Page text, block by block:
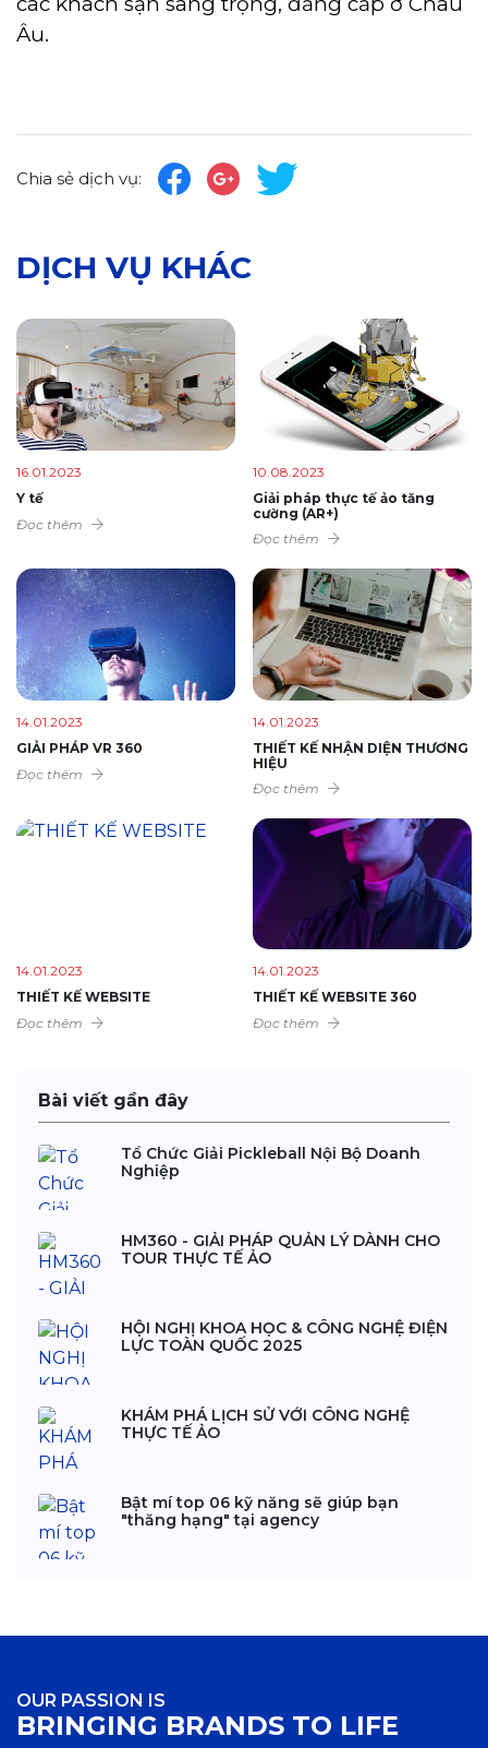
Âu.
Chia sẻ dịch vụ:
DỊCH VỤ KHÁC
16.01.2023
Y tế
Đọc thêm
10.08.2023
Giải pháp thực tế ảo tăng
cường (AR+)
Đọc thêm
14.01.2023
GIẢI PHÁP VR 360
Đọc thêm
14.01.2023
THIẾT KẾ NHẬN DIỆN THƯƠNG
HIỆU
Đọc thêm
14.01.2023
THIẾT KẾ WEBSITE
Đọc thêm
14.01.2023
THIẾT KẾ WEBSITE 360
Đọc thêm
Bài viết gần đây
Tổ Chức Giải Pickleball Nội Bộ Doanh
Nghiệp
HM360 - GIẢI PHÁP QUẢN LÝ DÀNH CHO
TOUR THỰC TẾ ẢO
HỘI NGHỊ KHOA HỌC & CÔNG NGHỆ ĐIỆN
LỰC TOÀN QUỐC 2025
KHÁM PHÁ LỊCH SỬ VỚI CÔNG NGHỆ
THỰC TẾ ẢO
Bật mí top 06 kỹ năng sẽ giúp bạn
"thăng hạng" tại agency
OUR PASSION IS
BRINGING BRANDS TO LIFE